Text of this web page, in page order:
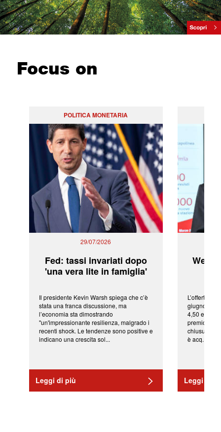
Focus on
POLITICA MONETARIA
29/07/2026
Fed: tassi invariati dopo
'una vera lite in famiglia'
Il presidente Kevin Warsh spiega che c’è
stata una franca discussione, ma
l’economia sta dimostrando
"un'impressionante resilienza, malgrado i
recenti shock. Le tendenze sono positive e
indicano una crescita sol...
Leggi di più
L’offerta
giugno da
4,50 euro
premio di
chiusura
è acq...
Leggi di